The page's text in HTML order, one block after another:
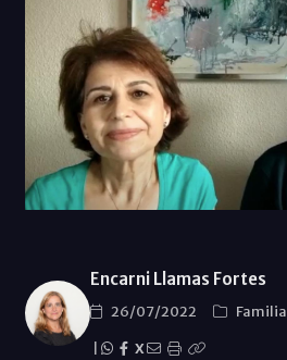
Encarni Llamas Fortes
26/07/2022
Familia
X